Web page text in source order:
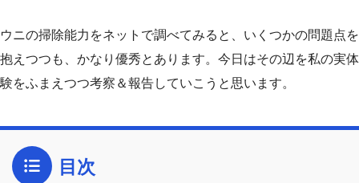
ウニの掃除能力をネットで調べてみると、いくつかの問題点を
抱えつつも、かなり優秀とあります。今日はその辺を私の実体
験をふまえつつ考察＆報告していこうと思います。
目次